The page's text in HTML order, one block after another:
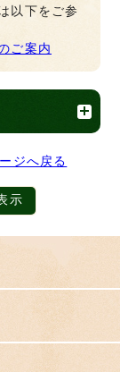
以下をご参
ご案内
ジへ戻る
示